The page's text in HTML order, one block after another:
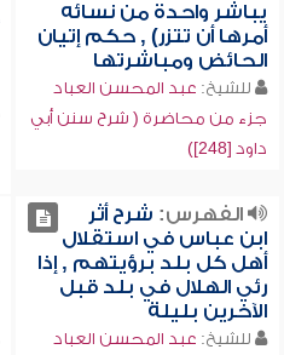
يباشر واحدة من نسائه
أمرها أن تتزر) , حكم إتيان
الحائض ومباشرتها
للشيخ: عبد المحسن العباد
جزء من محاضرة ( شرح سنن أبي
داود [248])
الفهرس: شرح أثر
ابن عباس في استقلال
أهل كل بلد برؤيتهم , إذا
رئي الهلال في بلد قبل
الآخرين بليلة
للشيخ: عبد المحسن العباد